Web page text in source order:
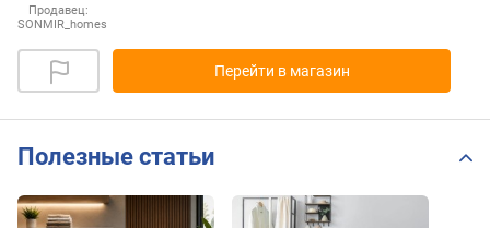
Продавец:
SONMIR_homes
Перейти в магазин
Полезные статьи